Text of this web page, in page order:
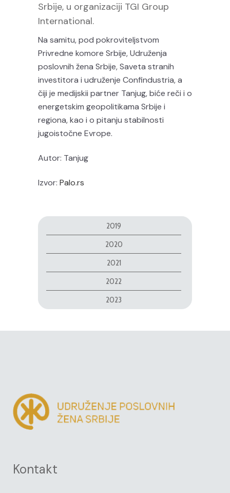
Srbije, u organizaciji TGI Group
International.
Na samitu, pod pokroviteljstvom
Privredne komore Srbije, Udruženja
poslovnih žena Srbije, Saveta stranih
investitora i udruženje Confindustria, a
čiji je medijskii partner Tanjug, biće reči i o
energetskim geopolitikama Srbije i
regiona, kao i o pitanju stabilnosti
jugoistočne Evrope.
Autor: Tanjug
Izvor: Palo.rs
2019
2020
2021
2022
2023
Kontakt